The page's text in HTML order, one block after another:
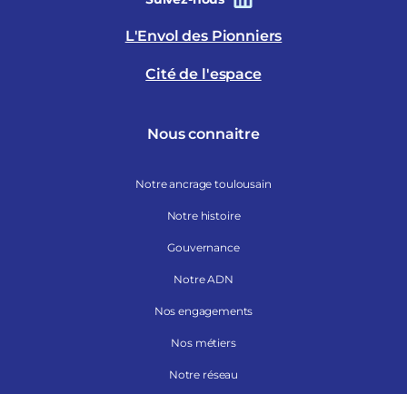
L'Envol des Pionniers
Cité de l'espace
Nous connaitre
Notre ancrage toulousain
Notre histoire
Gouvernance
Notre ADN
Nos engagements
Nos métiers
Notre réseau